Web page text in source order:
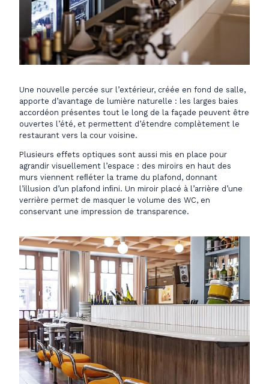
Une nouvelle percée sur l’extérieur, créée en fond de salle,
apporte d’avantage de lumière naturelle : les larges baies
accordéon présentes tout le long de la façade peuvent être
ouvertes l’été, et permettent d’étendre complètement le
restaurant vers la cour voisine.
Plusieurs effets optiques sont aussi mis en place pour
agrandir visuellement l’espace : des miroirs en haut des
murs viennent reﬂéter la trame du plafond, donnant
l’illusion d’un plafond inﬁni. Un miroir placé à l’arrière d’une
verrière permet de masquer le volume des WC, en
conservant une impression de transparence.